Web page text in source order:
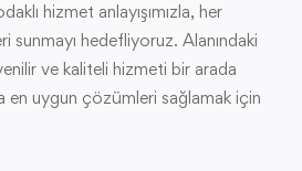
hizmet anlayışımızla, her
sunmayı hedefliyoruz. Alanındaki
ve kaliteli hizmeti bir arada
en uygun çözümleri sağlamak için